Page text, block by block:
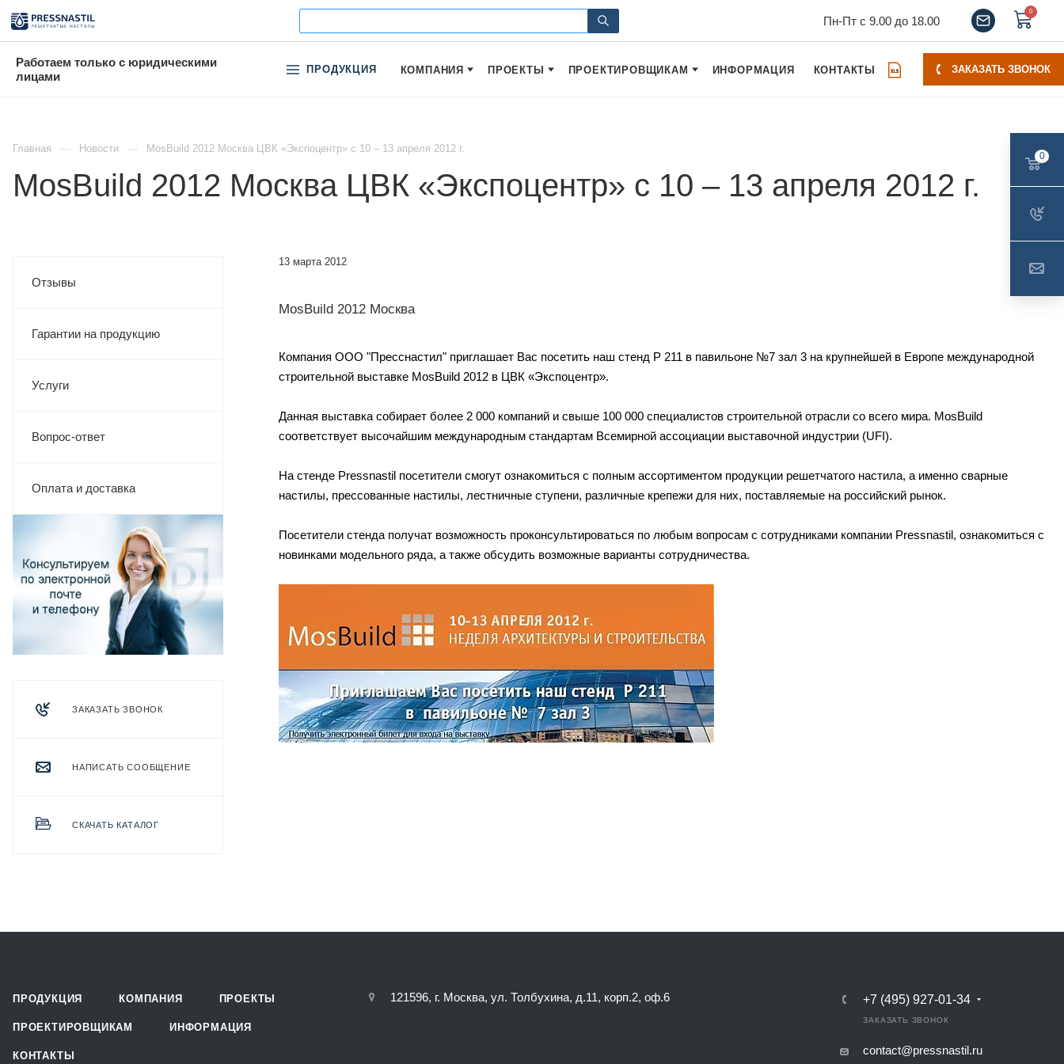
Пн-Пт с 9.00 до 18.00
0
Работаем только с юридическими
лицами
ПРОДУКЦИЯ КОМПАНИЯ ПРОЕКТЫ ПРОЕКТИРОВЩИКАМ ИНФОРМАЦИЯ КОНТАКТЫ ЗАКАЗАТЬ ЗВОНОК
Главная Новости MosBuild 2012 Москва ЦВК «Экспоцентр» с 10 – 13 апреля 2012 г.
MosBuild 2012 Москва ЦВК «Экспоцентр» с 10 – 13 апреля 2012 г.
Отзывы
Гарантии на продукцию
Услуги
Вопрос-ответ
Оплата и доставка
ЗАКАЗАТЬ ЗВОНОК
НАПИСАТЬ СООБЩЕНИЕ
СКАЧАТЬ КАТАЛОГ
13 марта 2012
MosBuild 2012 Москва
Компания ООО "Пресснастил" приглашает Вас посетить наш стенд P 211 в павильоне №7 зал 3 на крупнейшей в Европе международной
строительной выставке MosBuild 2012 в ЦВК «Экспоцентр».
Данная выставка собирает более 2 000 компаний и свыше 100 000 специалистов строительной отрасли со всего мира. MosBuild
соответствует высочайшим международным стандартам Всемирной ассоциации выставочной индустрии (UFI).
На стенде Pressnastil посетители смогут ознакомиться с полным ассортиментом продукции решетчатого настила, а именно сварные
настилы, прессованные настилы, лестничные ступени, различные крепежи для них, поставляемые на российский рынок.
Посетители стенда получат возможность проконсультироваться по любым вопросам с сотрудниками компании Pressnastil, ознакомиться с
новинками модельного ряда, а также обсудить возможные варианты сотрудничества.
ПРОДУКЦИЯ КОМПАНИЯ ПРОЕКТЫ
ПРОЕКТИРОВЩИКАМ ИНФОРМАЦИЯ
КОНТАКТЫ
121596, г. Москва, ул. Толбухина, д.11, корп.2, оф.6 +7 (495) 927-01-34
ЗАКАЗАТЬ ЗВОНОК
contact@pressnastil.ru
0